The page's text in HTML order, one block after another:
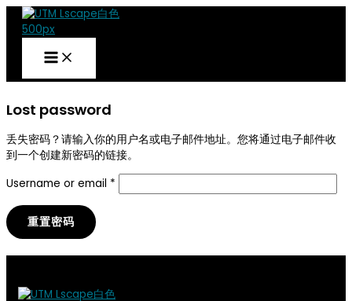
跳
Lost password
丢失密码？请输入你的用户名或电子邮件地址。您将通过电子邮件收
到一个创建新密码的链接。
Username or email *
Required
重置密码